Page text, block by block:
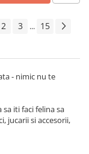
2 3 ... 15
- nimic nu te
iti faci felina sa
jucarii si accesorii,